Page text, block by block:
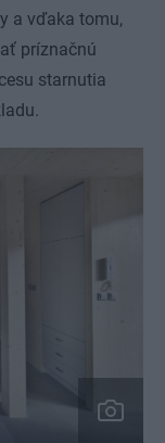
a vďaka tomu,
príznačnú
starnutia